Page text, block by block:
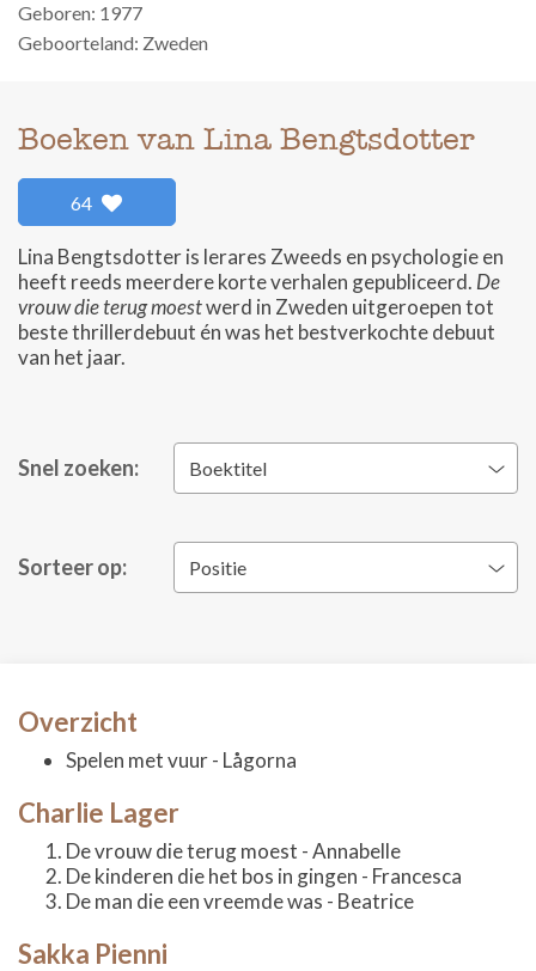
Geboren: 1977
Geboorteland: Zweden
Boeken van Lina Bengtsdotter
64
Lina Bengtsdotter is lerares Zweeds en psychologie en
heeft reeds meerdere korte verhalen gepubliceerd. De
vrouw die terug moestwerd in Zweden uitgeroepen tot
beste thrillerdebuut én was het bestverkochte debuut
van het jaar.
Snel zoeken: Boektitel
Sorteer op: Positie
Overzicht
Spelen met vuur - Lågorna
Charlie Lager
De vrouw die terug moest - Annabelle
De kinderen die het bos in gingen - Francesca
De man die een vreemde was - Beatrice
Sakka Pienni